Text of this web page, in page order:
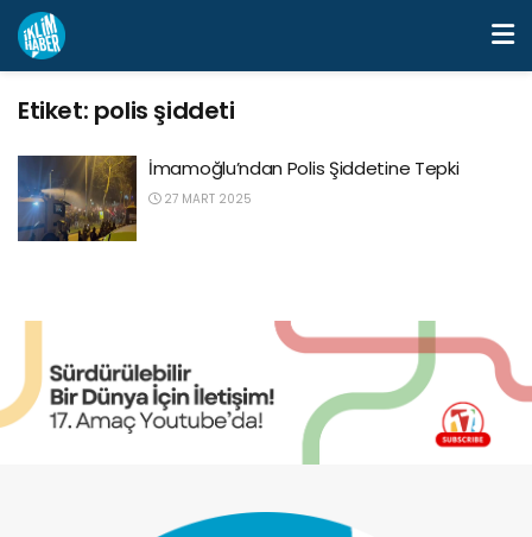
Etiket: polis şiddeti
İmamoğlu’ndan Polis Şiddetine Tepki
27 MART 2025